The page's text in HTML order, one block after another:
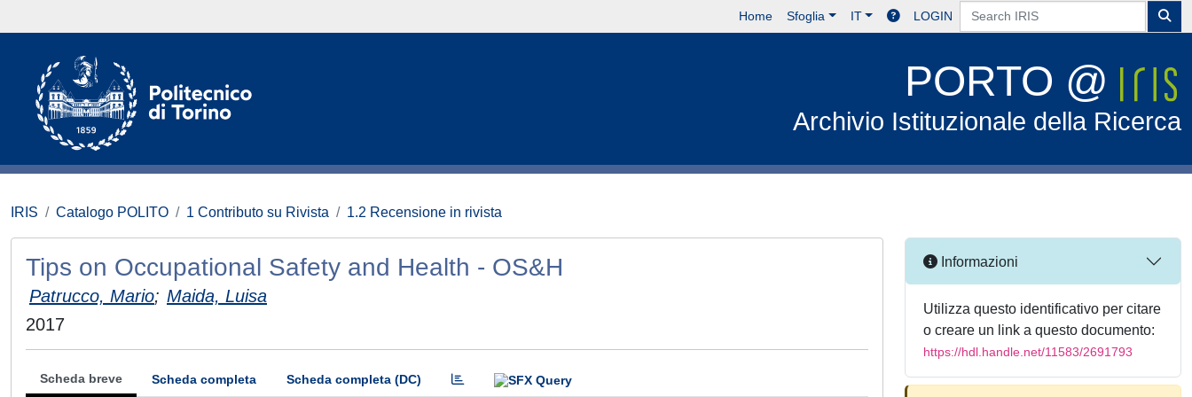
Home Sfoglia IT LOGIN
PORTO @
Archivio Istituzionale della Ricerca
IRIS Catalogo POLITO 1 Contributo su Rivista 1.2 Recensione in rivista
Tips on Occupational Safety and Health - OS&H
Patrucco, Mario; Maida, Luisa
2017
Scheda breve Scheda completa Scheda completa (DC)
Informazioni
Utilizza questo identificativo per citare
o creare un link a questo documento:
https://hdl.handle.net/11583/2691793